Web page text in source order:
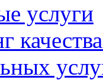
услуги